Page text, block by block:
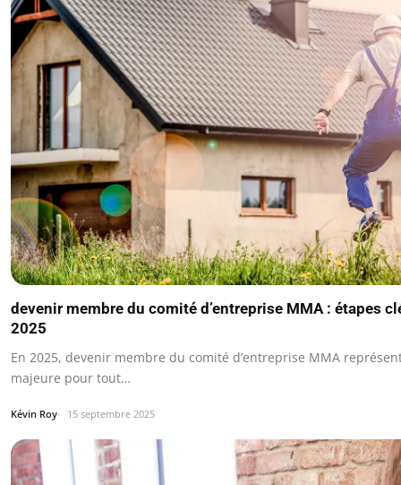
devenir membre du comité d’entreprise MMA : étapes
2025
En 2025, devenir membre du comité d’entreprise MMA
majeure pour tout…
Kévin Roy 15 septembre 2025